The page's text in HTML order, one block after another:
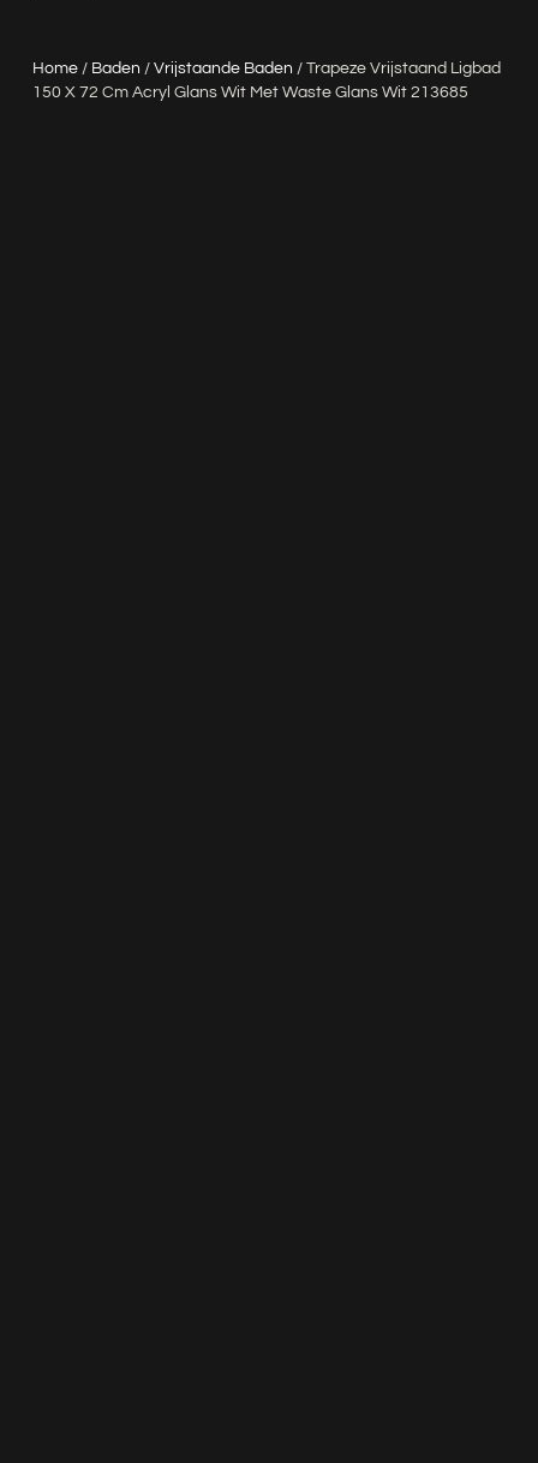
Home/ Baden / Vrijstaande Baden / Trapeze Vrijstaand Ligbad
150 X 72 Cm Acryl Glans Wit Met Waste Glans Wit 213685